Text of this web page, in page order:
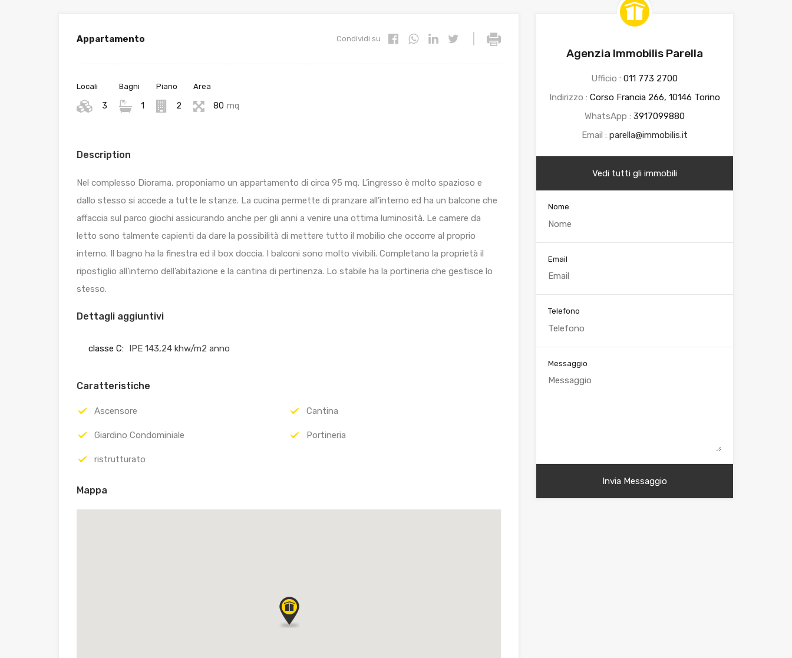
Appartamento Condividi su
Locali
3
Bagni
1
Piano
2
Area
80 mq
Description
Nel complesso Diorama, proponiamo un appartamento di circa 95 mq. L’ingresso è molto spazioso e
dallo stesso si accede a tutte le stanze. La cucina permette di pranzare all’interno ed ha un balcone che
affaccia sul parco giochi assicurando anche per gli anni a venire una ottima luminosità. Le camere da
letto sono talmente capienti da dare la possibilità di mettere tutto il mobilio che occorre al proprio
interno. Il bagno ha la finestra ed il box doccia. I balconi sono molto vivibili. Completano la proprietà il
ripostiglio all’interno dell’abitazione e la cantina di pertinenza. Lo stabile ha la portineria che gestisce lo
stesso.
Dettagli aggiuntivi
classe C: IPE 143,24 khw/m2 anno
Caratteristiche
Ascensore Cantina
Giardino Condominiale Portineria
ristrutturato
Mappa
Agenzia Immobilis Parella
Ufficio :011 773 2700
Indirizzo : Corso Francia 266, 10146 Torino
WhatsApp : 3917099880
Email : parella@immobilis.it
Vedi tutti gli immobili
Nome
Email
Telefono
Messaggio